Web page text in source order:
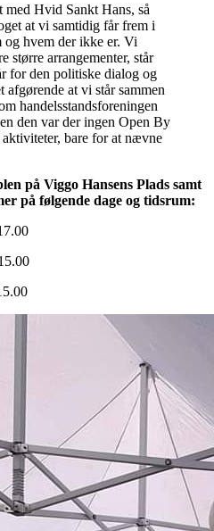
med Hvid Sankt Hans, så
at vi samtidig får frem i
og hvem der ikke er. Vi
større arrangementer, står
for den politiske dialog og
afgørende at vi står sammen
handelsstandsforeningen
den var der ingen Open By
bare for at nævne
på Viggo Hansens Plads samt
på følgende dage og tidsrum: